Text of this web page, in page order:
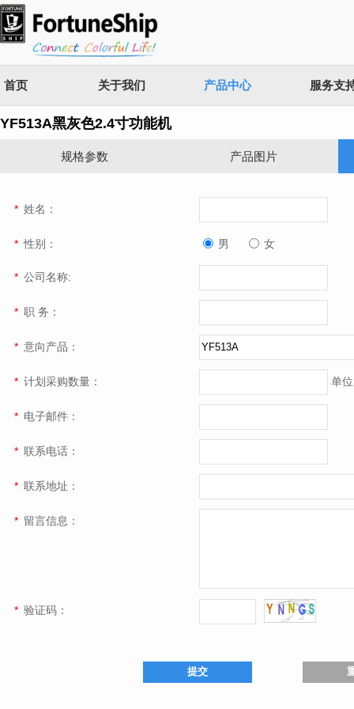
首页 关于我们 产品中心 服务支
YF513A黑灰色2.4寸功能机
规格参数 产品图片
* 姓名：
* 性别： 男 女
* 公司名称:
* 职 务：
* 意向产品：
* 计划采购数量： 单
* 电子邮件：
* 联系电话：
* 联系地址：
* 留言信息：
* 验证码：